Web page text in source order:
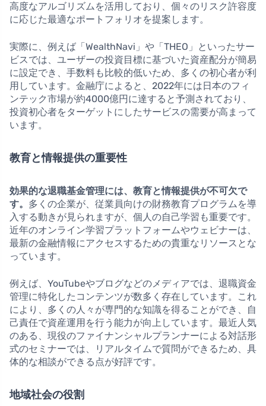
高度なアルゴリズムを活用しており、個々のリスク許容度
に応じた最適なポートフォリオを提案します。
実際に、例えば「WealthNavi」や「THEO」といったサー
ビスでは、ユーザーの投資目標に基づいた資産配分が簡易
に設定でき、手数料も比較的低いため、多くの初心者が利
用しています。金融庁によると、2022年には日本のフィ
ンテック市場が約4000億円に達すると予測されており、
投資初心者をターゲットにしたサービスの需要が高まって
います。
教育と情報提供の重要性
効果的な退職基金管理には、教育と情報提供が不可欠で
す。 多くの企業が、従業員向けの財務教育プログラムを導
入する動きが見られますが、個人の自己学習も重要です。
近年のオンライン学習プラットフォームやウェビナーは、
最新の金融情報にアクセスするための貴重なリソースとな
っています。
例えば、YouTubeやブログなどのメディアでは、退職資金
管理に特化したコンテンツが数多く存在しています。これ
により、多くの人々が専門的な知識を得ることができ、自
己責任で資産運用を行う能力が向上しています。最近人気
のある、現役のファイナンシャルプランナーによる対話形
式のセミナーでは、リアルタイムで質問ができるため、具
体的な相談ができる点が好評です。
地域社会の役割